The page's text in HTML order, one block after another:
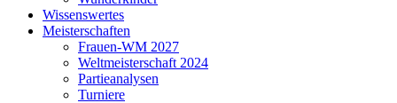
Wissenswertes
Meisterschaften
Frauen-WM 2027
Weltmeisterschaft 2024
Partieanalysen
Turniere